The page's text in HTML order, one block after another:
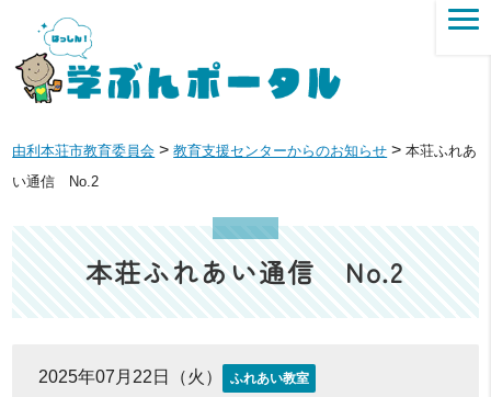
由利本荘市教育委員会 >教育支援センターからのお知らせ >本荘ふれあ
い通信 No.2
本荘ふれあい通信 No.2
2025年07月22日（火） ふれあい教室